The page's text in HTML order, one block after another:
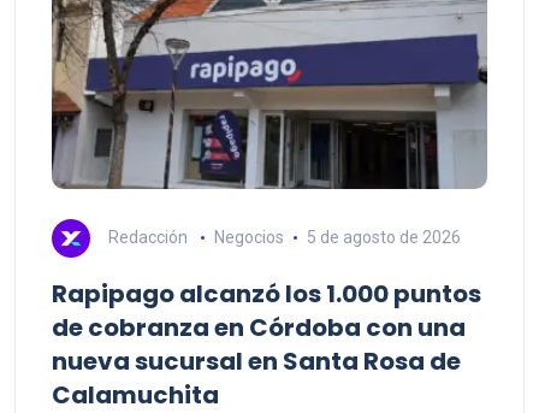
Redacción Negocios 5 de agosto de 2026
Rapipago alcanzó los 1.000 puntos
de cobranza en Córdoba con una
nueva sucursal en Santa Rosa de
Calamuchita